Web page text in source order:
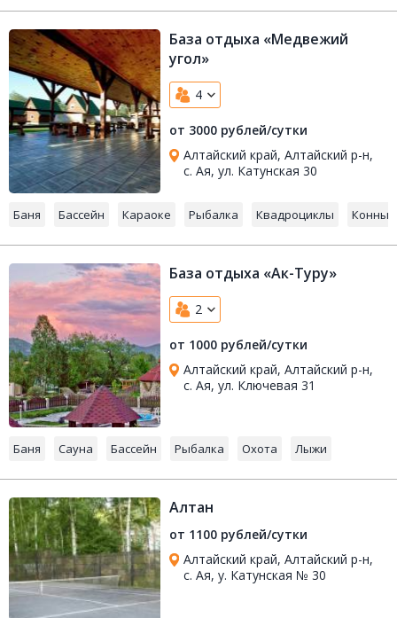
База отдыха «Медвежий
угол»
4
от 3000 рублей/сутки
Алтайский край, Алтайский р-н,
с. Ая, ул. Катунская 30
Баня Бассейн Караоке Рыбалка Квадроциклы Конные
База отдыха «Ак-Туру»
2
от 1000 рублей/сутки
Алтайский край, Алтайский р-н,
с. Ая, ул. Ключевая 31
Баня Сауна Бассейн Рыбалка Охота Лыжи
Алтан
от 1100 рублей/сутки
Алтайский край, Алтайский р-н,
с. Ая, у. Катунская № 30